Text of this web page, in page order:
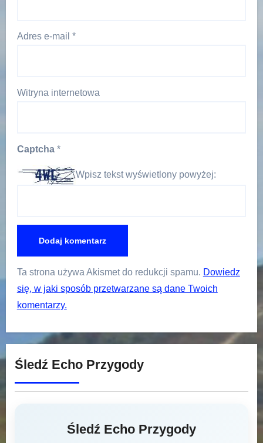
Adres e-mail *
Witryna internetowa
Captcha *
Wpisz tekst wyświetlony powyżej:
Ta strona używa Akismet do redukcji spamu. Dowiedz
się, w jaki sposób przetwarzane są dane Twoich
komentarzy.
Śledź Echo Przygody
Śledź Echo Przygody